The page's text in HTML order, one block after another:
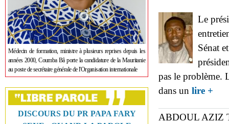
Médecin de formation, ministre à plusieurs reprises depuis les
années 2000, Coumba Bâ porte la candidature de la Mauritanie
au poste de secrétaire générale de l'Organisation internationale
DISCOURS DU PR PAPA FARY
Le
Sénat
pas le problème.
dans un lire +
ABDOUL AZIZ